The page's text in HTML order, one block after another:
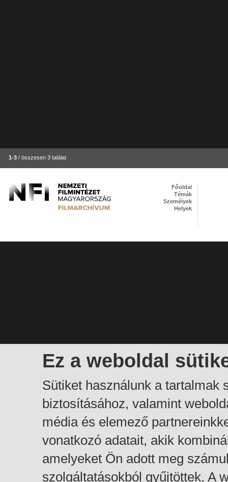
1-3 / összesen 3 találat
Ez a weboldal
Sütiket használunk a tartalmak
biztosításához, valamint
média és elemező
vonatkozó adatait, akik
amelyeket Ön adott meg
szolgáltatásokból gyűjtöttek. A
Főoldal
Témák
Személyek
Helyek